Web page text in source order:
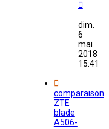
dim.
6
mai
2018
15:41
comparaison
ZTE
blade
A506-